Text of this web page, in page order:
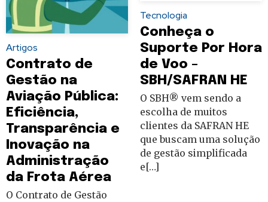
Artigos
Contrato de
Gestão na
Aviação Pública:
Eficiência,
Transparência e
Inovação na
Administração
da Frota Aérea
O Contrato de Gestão
Tecnologia
Conheça o
Suporte Por Hora
de Voo –
SBH/SAFRAN HE
O SBH® vem sendo a
escolha de muitos
clientes da SAFRAN HE
que buscam uma solução
de gestão simplificada
e[…]